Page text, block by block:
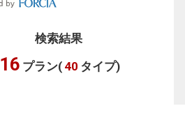
検索結果
16 プラン( 40 タイプ)